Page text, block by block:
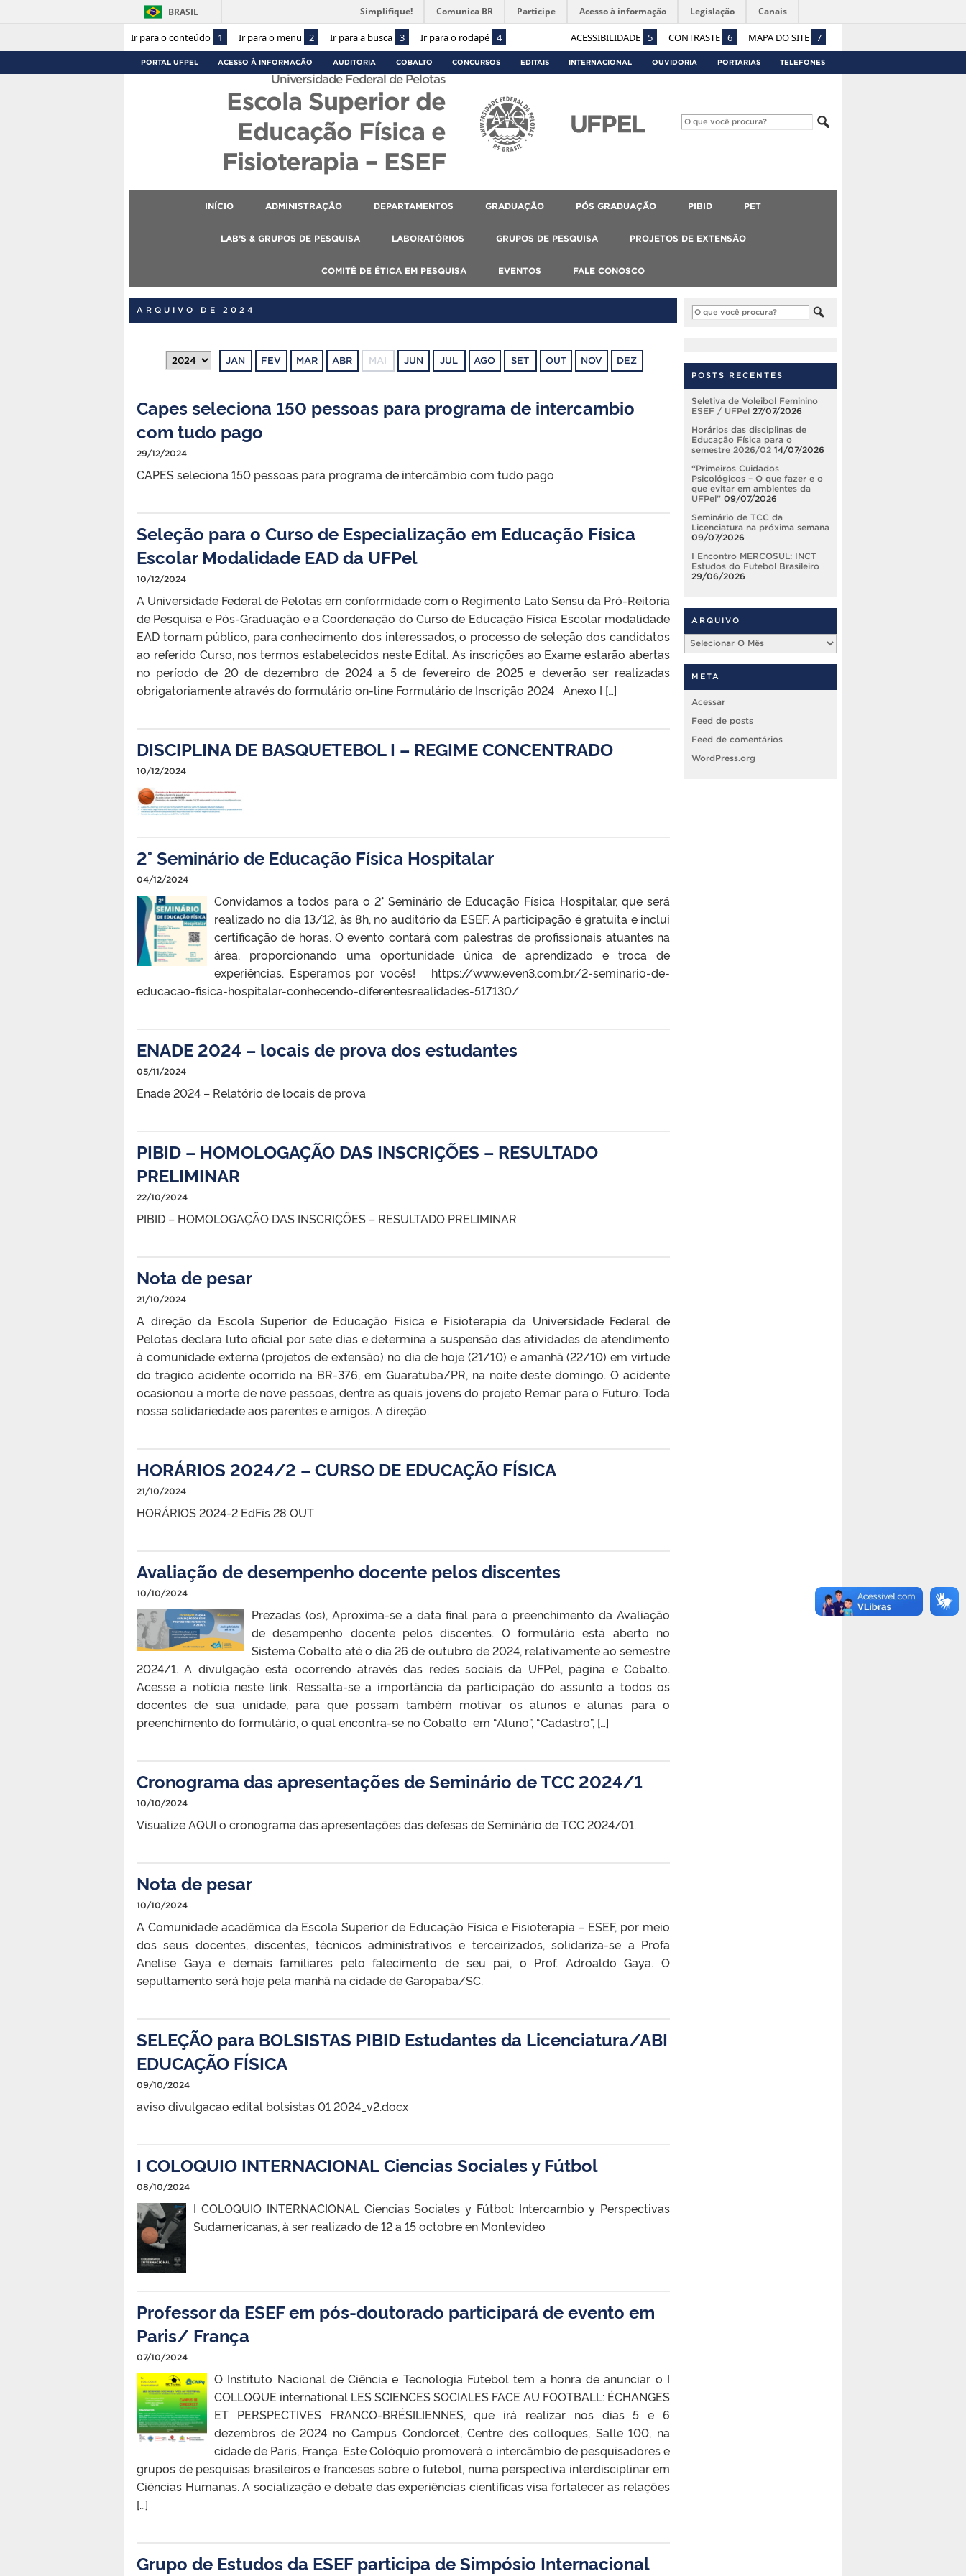
Ir para o conteúdo 1 Ir para o menu 2 Ir para a busca 3 Ir para o rodapé 4 ACESSIBILIDADE 5 CONTRASTE 6 MAPA DO SITE 7
BRASIL Simplifique! Comunica BR Participe Acesso à informação Legislação Canais
PORTAL UFPEL ACESSO À INFORMAÇÃO AUDITORIA COBALTO CONCURSOS EDITAIS INTERNACIONAL OUVIDORIA PORTARIAS TELEFONES
Universidade Federal de Pelotas
Escola Superior de
Educação Física e
Fisioterapia – ESEF
INÍCIO ADMINISTRAÇÃO DEPARTAMENTOS GRADUAÇÃO PÓS GRADUAÇÃO PIBID PET
LAB’S & GRUPOS DE PESQUISA LABORATÓRIOS GRUPOS DE PESQUISA PROJETOS DE EXTENSÃO
COMITÊ DE ÉTICA EM PESQUISA EVENTOS FALE CONOSCO
ARQUIVO DE 2024
JAN FEV MAR ABR MAI JUN JUL AGO SET OUT NOV DEZ
Capes seleciona 150 pessoas para programa de intercambio
com tudo pago
29/12/2024
CAPES seleciona 150 pessoas para programa de intercâmbio com tudo pago
Seleção para o Curso de Especialização em Educação Física
Escolar Modalidade EAD da UFPel
10/12/2024
A Universidade Federal de Pelotas em conformidade com o Regimento Lato Sensu da Pró-Reitoria
de Pesquisa e Pós-Graduação e a Coordenação do Curso de Educação Física Escolar modalidade
EAD tornam público, para conhecimento dos interessados, o processo de seleção dos candidatos
ao referido Curso, nos termos estabelecidos neste Edital. As inscrições ao Exame estarão abertas
no período de 20 de dezembro de 2024 a 5 de fevereiro de 2025 e deverão ser realizadas
obrigatoriamente através do formulário on-line Formulário de Inscrição 2024 Anexo I […]
DISCIPLINA DE BASQUETEBOL I – REGIME CONCENTRADO
10/12/2024
2° Seminário de Educação Física Hospitalar
04/12/2024
Convidamos a todos para o 2° Seminário de Educação Física Hospitalar, que será
realizado no dia 13/12, às 8h, no auditório da ESEF. A participação é gratuita e inclui
certificação de horas. O evento contará com palestras de profissionais atuantes na
área, proporcionando uma oportunidade única de aprendizado e troca de
experiências. Esperamos por vocês! https://www.even3.com.br/2-seminario-de-
educacao-fisica-hospitalar-conhecendo-diferentesrealidades-517130/
ENADE 2024 – locais de prova dos estudantes
05/11/2024
Enade 2024 – Relatório de locais de prova
PIBID – HOMOLOGAÇÃO DAS INSCRIÇÕES – RESULTADO
PRELIMINAR
22/10/2024
PIBID – HOMOLOGAÇÃO DAS INSCRIÇÕES – RESULTADO PRELIMINAR
Nota de pesar
21/10/2024
A direção da Escola Superior de Educação Física e Fisioterapia da Universidade Federal de
Pelotas declara luto oficial por sete dias e determina a suspensão das atividades de atendimento
à comunidade externa (projetos de extensão) no dia de hoje (21/10) e amanhã (22/10) em virtude
do trágico acidente ocorrido na BR-376, em Guaratuba/PR, na noite deste domingo. O acidente
ocasionou a morte de nove pessoas, dentre as quais jovens do projeto Remar para o Futuro. Toda
nossa solidariedade aos parentes e amigos. A direção.
HORÁRIOS 2024/2 – CURSO DE EDUCAÇÃO FÍSICA
21/10/2024
HORÁRIOS 2024-2 EdFís 28 OUT
Avaliação de desempenho docente pelos discentes
10/10/2024
Prezadas (os), Aproxima-se a data final para o preenchimento da Avaliação
de desempenho docente pelos discentes. O formulário está aberto no
Sistema Cobalto até o dia 26 de outubro de 2024, relativamente ao semestre
2024/1. A divulgação está ocorrendo através das redes sociais da UFPel, página e Cobalto.
Acesse a notícia neste link. Ressalta-se a importância da participação do assunto a todos os
docentes de sua unidade, para que possam também motivar os alunos e alunas para o
preenchimento do formulário, o qual encontra-se no Cobalto em “Aluno”, “Cadastro”, […]
Cronograma das apresentações de Seminário de TCC 2024/1
10/10/2024
Visualize AQUI o cronograma das apresentações das defesas de Seminário de TCC 2024/01.
Nota de pesar
10/10/2024
A Comunidade acadêmica da Escola Superior de Educação Física e Fisioterapia – ESEF, por meio
dos seus docentes, discentes, técnicos administrativos e terceirizados, solidariza-se a Profa
Anelise Gaya e demais familiares pelo falecimento de seu pai, o Prof. Adroaldo Gaya. O
sepultamento será hoje pela manhã na cidade de Garopaba/SC.
SELEÇÃO para BOLSISTAS PIBID Estudantes da Licenciatura/ABI
EDUCAÇÃO FÍSICA
09/10/2024
aviso divulgacao edital bolsistas 01 2024_v2.docx
I COLOQUIO INTERNACIONAL Ciencias Sociales y Fútbol
08/10/2024
I COLOQUIO INTERNACIONAL Ciencias Sociales y Fútbol: Intercambio y Perspectivas
Sudamericanas, à ser realizado de 12 a 15 octobre en Montevideo
Professor da ESEF em pós-doutorado participará de evento em
Paris/ França
07/10/2024
O Instituto Nacional de Ciência e Tecnologia Futebol tem a honra de anunciar o I
COLLOQUE international LES SCIENCES SOCIALES FACE AU FOOTBALL: ÉCHANGES
ET PERSPECTIVES FRANCO-BRÉSILIENNES, que irá realizar nos dias 5 e 6
dezembros de 2024 no Campus Condorcet, Centre des colloques, Salle 100, na
cidade de Paris, França. Este Colóquio promoverá o intercâmbio de pesquisadores e
grupos de pesquisas brasileiros e franceses sobre o futebol, numa perspectiva interdisciplinar em
Ciências Humanas. A socialização e debate das experiências científicas visa fortalecer as relações
[…]
Grupo de Estudos da ESEF participa de Simpósio Internacional
POSTS RECENTES
Seletiva de Voleibol Feminino
ESEF / UFPel 27/07/2026
Horários das disciplinas de
Educação Física para o
semestre 2026/02 14/07/2026
“Primeiros Cuidados
Psicológicos – O que fazer e o
que evitar em ambientes da
UFPel” 09/07/2026
Seminário de TCC da
Licenciatura na próxima semana
09/07/2026
I Encontro MERCOSUL: INCT
Estudos do Futebol Brasileiro
29/06/2026
ARQUIVO
Arquivo
META
Acessar
Feed de posts
Feed de comentários
WordPress.org